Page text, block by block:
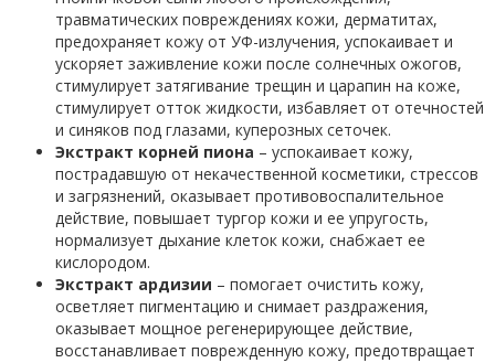
травматических повреждениях кожи, дерматитах,
предохраняет кожу от УФ-излучения, успокаивает и
ускоряет заживление кожи после солнечных ожогов,
стимулирует затягивание трещин и царапин на коже,
стимулирует отток жидкости, избавляет от отечностей
и синяков под глазами, куперозных сеточек.
Экстракт корней пиона – успокаивает кожу,
пострадавшую от некачественной косметики, стрессов
и загрязнений, оказывает противовоспалительное
действие, повышает тургор кожи и ее упругость,
нормализует дыхание клеток кожи, снабжает ее
кислородом.
Экстракт ардизии – помогает очистить кожу,
осветляет пигментацию и снимает раздражения,
оказывает мощное регенерирующее действие,
восстанавливает поврежденную кожу, предотвращает